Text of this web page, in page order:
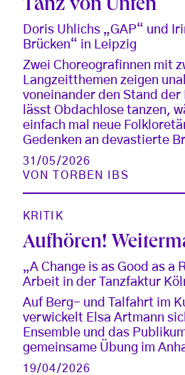
Tanz von Unten
Doris Uhlichs „GAP“ und
Brücken“ in Leipzig
Zwei Choreografinnen mit
Langzeitthemen zeigen
voneinander den Stand
lässt Obdachlose tanzen,
einfach mal neue
Gedenken an devastierte
31/05/2026
VON
TORBEN IBS
KRITIK
Aufhören!
„A Change is as Good as a
Arbeit in der Tanzfaktur
Auf Berg- und Talfahrt im
verwickelt Elsa Artmann
Ensemble und das
gemeinsame Übung im
19/04/2026